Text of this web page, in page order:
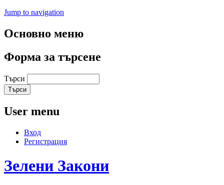
Jump to navigation
Основно меню
Форма за търсене
Търси
User menu
Вход
Регистрация
Зелени Закони